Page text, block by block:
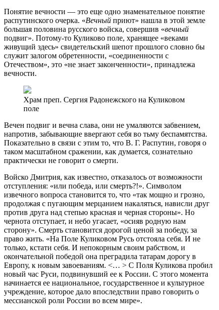
Понятие вечности — это еще одно знаменательное понятие
распутинского очерка. «Вечный приют» нашла в этой земле
большая половина русского войска, совершив «вечный
подвиг». Потому-то Куликово поле, хранящее «веками
живущий здесь» свидетельский шепот прошлого словно бы
служит залогом обретенности, «соединенности с
Отечеством», это «не знает законченности», принадлежа
вечности.
Храм преп. Сергия Радонежского на Куликовом
поле
Вечен подвиг и вечна слава, они не умаляются забвением,
напротив, забывающие ввергают себя во тьму беспамятства.
Показательно в связи с этим то, что В. Г. Распутин, говоря о
таком масштабном сражении, как думается, сознательно
практически не говорит о смерти.
Войско Дмитрия, как известно, отказалось от возможности
отступления: «или победа, или смерть?!». Символом
извечного вопроса становится то, что «так мощно и грозно,
продолжая с пугающим мерцанием накаляться, нависли друг
против друга над степью красная и черная стороны». Но
чернота отступает, и небо угасает, «осияв родную нам
сторону». Смерть становится дорогой ценой за победу, за
право жить. «На Поле Куликовом Русь отстояла себя. И не
только, кстати себя. И непокорным своим рабством, и
окончательной победой она преградила татарам дорогу в
Европу, к новым завоеваниям. <… > С Поля Куликова пробил
новый час Руси, подвинувший ее к России. С этого момента
начинается ее национальное, государственное и культурное
учреждение, которое дало впоследствии право говорить о
мессианской роли России во всем мире».